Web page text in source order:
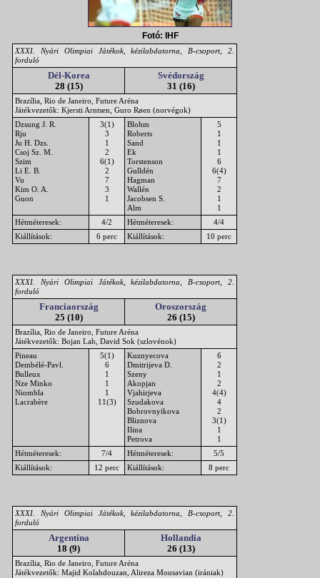
Fotó: IHF
XXXI. Nyári Olimpiai Játékok, kézilabdatorna, B-csoport, 2.
forduló
Dél-Korea
28 (15)
Svédország
31 (16)
Brazília, Rio de Janeiro, Future Aréna
Játékvezetők: Kjersti Arntsen, Guro Røen (norvégok)
Dzsung J. R.
Rju
Ju H. Dzs.
Csoj Sz. M.
Szim
Li E. B.
Vu
Kim O. A.
Guon
3(1)
3
1
2
6(1)
2
7
3
1
Blohm
Roberts
Sand
Ek
Torstenson
Gulldén
Hagman
Wallén
Jacobsen S.
Alm
5
1
1
1
6
6(4)
7
2
1
1
Hétméteresek:
4/2 Hétméteresek:
4/4
Kiállítások:
6 perc Kiállítások: 10 perc
XXXI. Nyári Olimpiai Játékok, kézilabdatorna, B-csoport, 2.
forduló
Franciaország
25 (10)
Oroszország
26 (15)
Brazília, Rio de Janeiro, Future Aréna
Játékvezetők: Bojan Lah, David Sok (szlovénok)
Pineau
Dembélé-Pavl.
Bulleux
Nze Minko
Niombla
Lacrabère
5(1)
6
1
1
1
11(3)
Kuznyecova
Dmitrijeva D.
Szeny
Akopjan
Vjahirjeva
Szudakova
Bobrovnyikova
Bliznova
Ilina
Petrova
6
2
1
2
4(4)
4
2
3(1)
1
1
Hétméteresek:
7/4 Hétméteresek:
5/5
Kiállítások:
12 perc Kiállítások: 8 perc
XXXI. Nyári Olimpiai Játékok, kézilabdatorna, B-csoport, 2.
forduló
Argentína
18 (9)
Hollandia
26 (13)
Brazília, Rio de Janeiro, Future Aréna
Játékvezetők: Majid Kolahdouzan, Alireza Mousavian (irániak)